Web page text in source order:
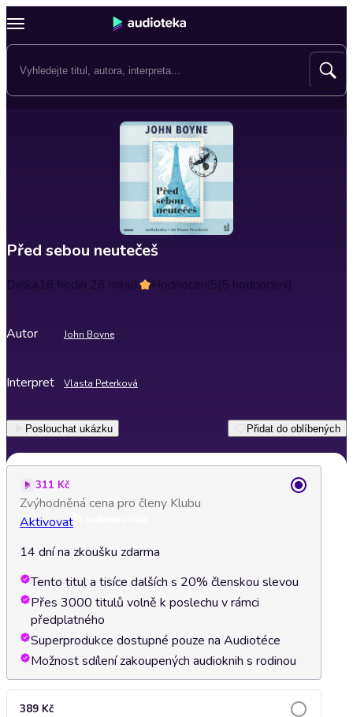
Před sebou neutečeš
Délka16 hodin 26 minut Hodnocení5(5 hodnocení)
Autor John Boyne
Interpret Vlasta Peterková
Poslouchat ukázku Přidat do oblíbených
311 Kč
Zvýhodněná cena pro členy Klubu
Aktivovat
14 dní na zkoušku zdarma
Tento titul a tisíce dalších s 20% členskou slevou
Přes 3000 titulů volně k poslechu v rámci
předplatného
Superprodukce dostupné pouze na Audiotéce
Možnost sdílení zakoupených audioknih s rodinou
389 Kč